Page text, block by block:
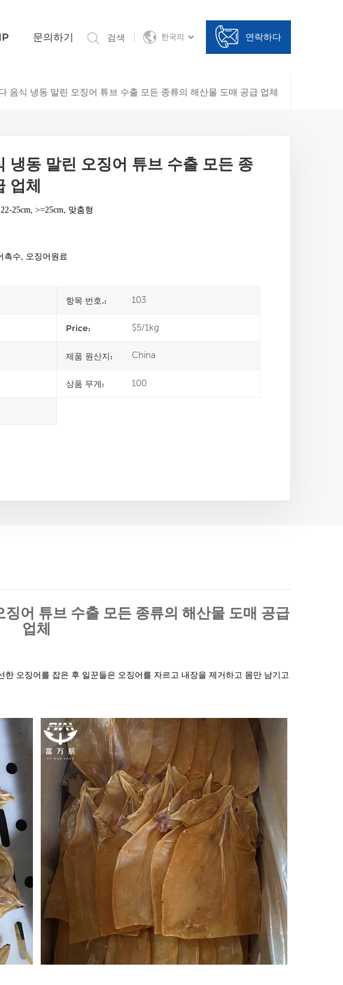
문의하기 검색 한국의 연락하다
음식 냉동 말린 오징어 튜브 수출 모든 종류의 해산물 도매 공급 업체
냉동 말린 오징어 튜브 수출 모든 종
업체
25cm, >=25cm, 맞춤형
촉수, 오징어원료
항목 번호.: 103
Price: $5/1kg
제품 원산지: China
상품 무게: 100
어 튜브 수출 모든 종류의 해산물 도매 공급
업체
오징어를 잡은 후 일꾼들은 오징어를 자르고 내장을 제거하고 몸만 남기고